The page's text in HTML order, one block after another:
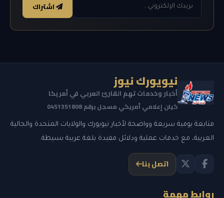
اشتراك
نيويورك نيوز
أخبار وخدمات تهم القارئ العربي في أمريكا
كيان إعلامي أمريكي مسجل برقم 0451351808
متابعة يومية سريعة وواضحة لأخبار نيويورك والولايات المتحدة والجالية
العربية، مع خدمات عملية ودلائل مفيدة بلغة عربية بسيطة.
اتصل بنا
روابط مهمة